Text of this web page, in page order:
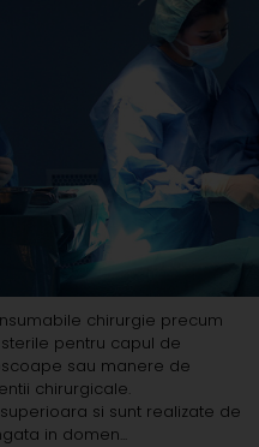
chirurgie precum
pentru capul de
sau manere de
chirurgicale.
si sunt realizate de
in domen...